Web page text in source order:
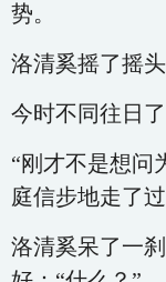
势。
洛清奚摇了摇
今时不同往日
“刚才不是想问
庭信步地走了
洛清奚呆了一